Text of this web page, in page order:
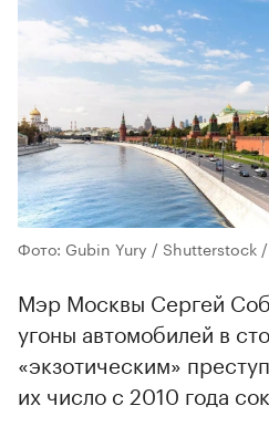
Фото: Gubin Yury / Shutterstock
Мэр Москвы Сергей
угоны автомобилей в
«экзотическим»
их число с 2010 года